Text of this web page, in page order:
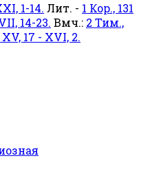
1-14. Лит. - 1 Кор., 131
14-23. Вмч.: 2 Тим.,
17 - XVI, 2.